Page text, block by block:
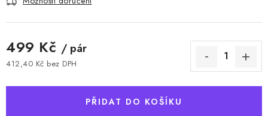
499 Kč / pár
412,40 Kč bez DPH
PŘIDAT DO KOŠÍKU